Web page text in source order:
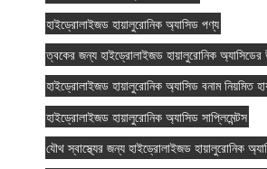
হাইড্রোলাইজড হায়ালুরোনিক অ্যাসিড পণ্য
ত্বকের জন্য হাইড্রোলাইজড হায়ালুরোনিক অ্যাসিডের
হাইড্রোলাইজড হায়ালুরোনিক অ্যাসিড বনাম নিয়মিত
হাইড্রোলাইজড হায়ালুরোনিক অ্যাসিড সাপ্লিমেন্টস
যৌথ স্বাস্থ্যের জন্য হাইড্রোলাইজড হায়ালুরোনিক